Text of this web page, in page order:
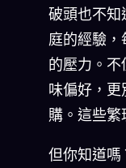
破頭也不
庭的經驗
的壓力。
味偏好，
購。這些
但你知道嗎